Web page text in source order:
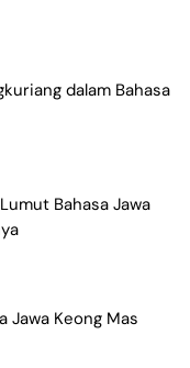
dalam Bahasa
Bahasa Jawa
Jawa Keong Mas